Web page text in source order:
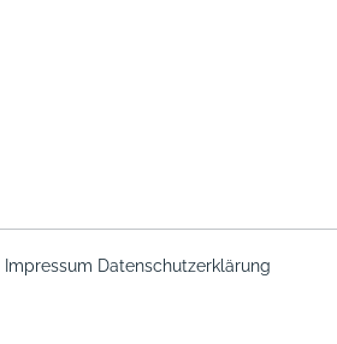
Impressum Datenschutzerklärung